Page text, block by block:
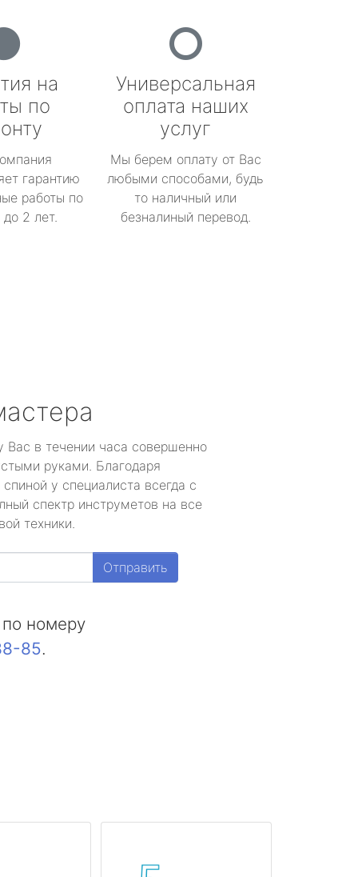
на
по
гарантию
работы по
2 лет.
Универсальная
оплата наших
услуг
Мы берем оплату от Вас
любыми способами, будь
то наличный или
безналиный перевод.
Вас в течении часа совершенно
руками. Благодаря
у специалиста всегда с
спектр инструметов на все
техники.
Отправить
номеру
85.